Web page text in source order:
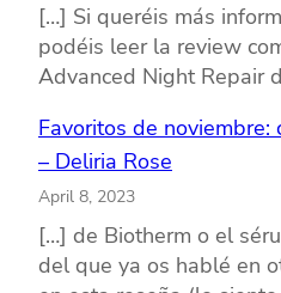
[…] Si queréis más
podéis leer la review
Advanced Night Repair
Favoritos de noviembre:
– Deliria Rose
April 8, 2023
[…] de Biotherm o el
del que ya os hablé en